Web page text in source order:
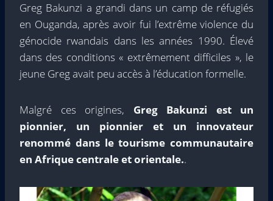
Greg Bakunzi a grandi dans un camp de réfugiés
en Ouganda, après avoir fui l’extrême violence du
génocide rwandais dans les années 1990. Élevé
dans des conditions « extrêmement difficiles », le
jeune Greg avait peu accès à l’éducation formelle.
Malgré ces origines, Greg Bakunzi est un
pionnier, un pionnier et un innovateur
renommé dans le tourisme communautaire
en Afrique centrale et orientale..